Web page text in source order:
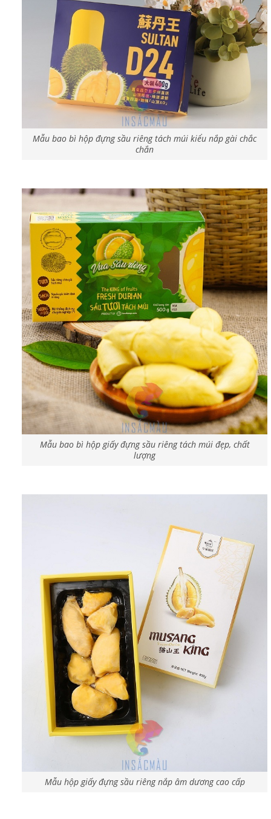
Mẫu bao bì hộp đựng sầu riêng tách múi kiểu nắp gài chắc
chắn
Mẫu bao bì hộp giấy đựng sầu riêng tách múi đẹp, chất
lượng
Mẫu hộp giấy đựng sầu riêng nắp âm dương cao cấp